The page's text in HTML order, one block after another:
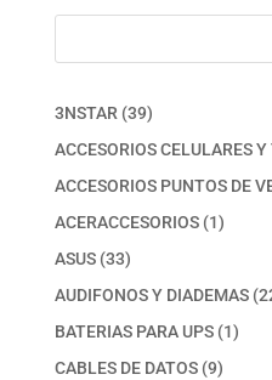
3NSTAR 3939
productos
ACCESORIOS CELULARES
ACCESORIOS PUNTOS DE
ACERACCESORIOS 11
ASUS 3333
productos
AUDIFONOS Y DIADEMAS
BATERIAS PARA UPS 11
CABLES DE DATOS 99